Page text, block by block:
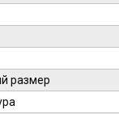
размер